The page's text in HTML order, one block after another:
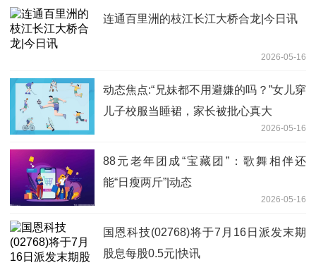
连通百里洲的枝江长江大桥合龙|今日讯
2026-05-16
动态焦点:“兄妹都不用避嫌的吗？”女儿穿
儿子校服当睡裙，家长被批心真大
2026-05-16
88元老年团成“宝藏团”：歌舞相伴还
能“日瘦两斤”|动态
2026-05-16
国恩科技(02768)将于7月16日派发末期
股息每股0.5元|快讯